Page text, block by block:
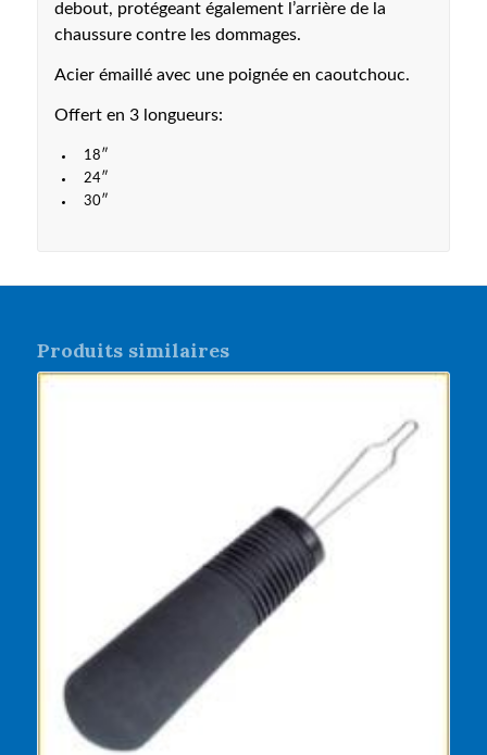
debout, protégeant également l’arrière de la
chaussure contre les dommages.
Acier émaillé avec une poignée en caoutchouc.
Offert en 3 longueurs:
18″
24″
30″
Produits similaires